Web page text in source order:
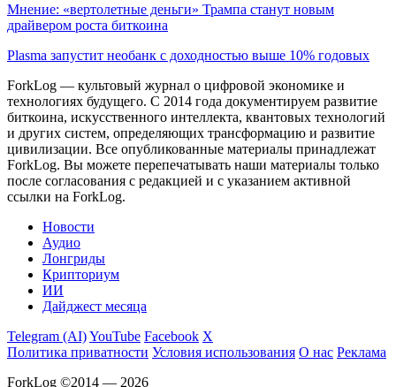
Мнение: «вертолетные деньги» Трампа станут новым
драйвером роста биткоина
Plasma запустит необанк с доходностью выше 10% годовых
ForkLog — культовый журнал о цифровой экономике и
технологиях будущего. С 2014 года документируем развитие
биткоина, искусственного интеллекта, квантовых технологий
и других систем, определяющих трансформацию и развитие
цивилизации. Все опубликованные материалы принадлежат
ForkLog. Вы можете перепечатывать наши материалы только
после согласования с редакцией и с указанием активной
ссылки на ForkLog.
Новости
Аудио
Лонгриды
Крипториум
ИИ
Дайджест месяца
Telegram (AI)YouTube Facebook X
Политика приватности Условия использования О нас Реклама
ForkLog ©2014 — 2026